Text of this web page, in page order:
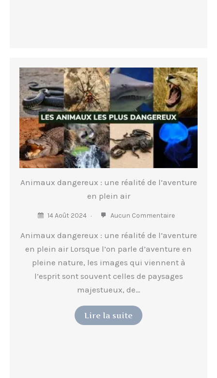
Animaux dangereux : une réalité de l’aventure
en plein air
14 Août 2024 Aucun Commentaire
Animaux dangereux : une réalité de l’aventure
en plein air Lorsque l’on parle d’aventure en
pleine nature, les images qui viennent à
l’esprit sont souvent celles de paysages
majestueux, de…
Lire la suite